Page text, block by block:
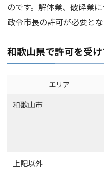
のです。解体業、破砕業
政令市長の許可が必要とな
和歌山県で許可を受
エリア
和歌山市
上記以外